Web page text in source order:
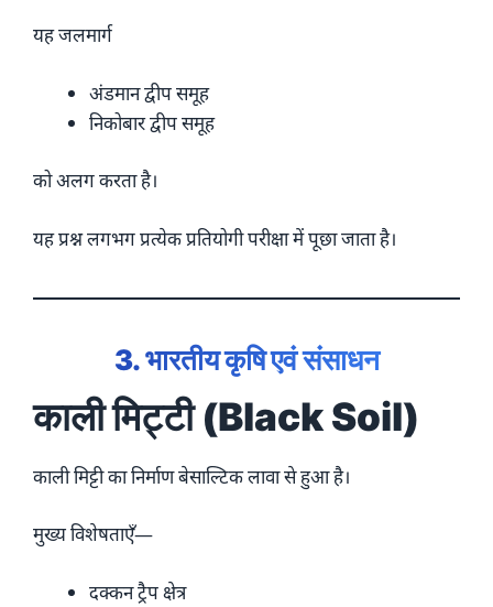
यह जलमार्ग
अंडमान द्वीप समूह
निकोबार द्वीप समूह
को अलग करता है।
यह प्रश्न लगभग प्रत्येक प्रतियोगी परीक्षा में पूछा जाता है।
3. भारतीय कृषि एवं संसाधन
काली मिट्टी (Black Soil)
काली मिट्टी का निर्माण बेसाल्टिक लावा से हुआ है।
मुख्य विशेषताएँ—
दक्कन ट्रैप क्षेत्र